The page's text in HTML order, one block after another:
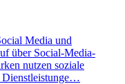
Media und
über Social-Media-
nutzen soziale
Dienstleistunge…